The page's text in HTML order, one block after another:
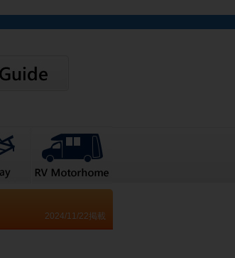
2024/11/22掲載